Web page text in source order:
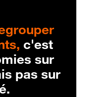
c'est
sur
pas sur